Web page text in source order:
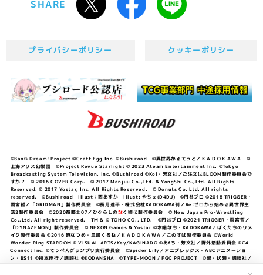
SHARE
プライバシーポリシー クッキーポリシー
©BanG Dream! Project ©Craft Egg Inc. ©Bushiroad ©異世界かるてっと／ＫＡＤＯＫＡＷＡ ©
上海アリス幻樂団 ©Project Revue Starlight © 2023 Ateam Entertainment Inc. ©Tokyo
Broadcasting System Television, Inc. ©Bushiroad ©Koi・芳文社／ご注文はBLOOM製作委員会で
すか？ © 2016 COVER Corp. © 2017 Manjuu Co.,Ltd. & YongShi Co.,Ltd. All Rights
Reserved. © 2017 Yostar, Inc. All Rights Reserved. © Donuts Co. Ltd. All rights
reserved. ©Bushiroad illust：西あすか illust: やちぇ(D4DJ) ©円谷プロ ©2018 TRIGGER・
雨宮哲／「GRIDMAN」製作委員会 ©長月達平・株式会社KADOKAWA刊／Re:ゼロから始める異世界生
活2製作委員会 ©2020竜騎士07／ひぐらしのなく頃に製作委員会 © New Japan Pro-Wrestling
Co.,Ltd. All right reserved. TM & © TOHO CO., LTD. ©円谷プロ ©2021 TRIGGER・雨宮哲／
「DYNAZENON」製作委員会 © NEXON Games & Yostar ©木緒なち・KADOKAWA／ぼくたちのリメ
イク製作委員会 ©2016 暁なつめ・三嶋くろね／ＫＡＤＯＫＡＷＡ／このすば製作委員会 ©World
Wonder Ring STARDOM © VISUAL ARTS/Key/KAGINADO ©あfろ・芳文社／野外活動委員会 ©C4
Connect Inc. ©てっぺんグランプリ実行委員会 ©Spider Lily／アニプレックス・ABCアニメーショ
ン・BS11 ©福本伸行／講談社 ®KODANSHA ©TYPE-MOON / FGC PROJECT ©柴・伏瀬・講談社／